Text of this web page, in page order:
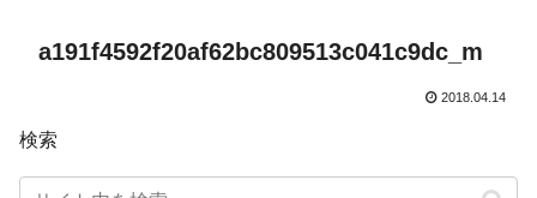
a191f4592f20af62bc809513c041c9dc_m
2018.04.14
検索